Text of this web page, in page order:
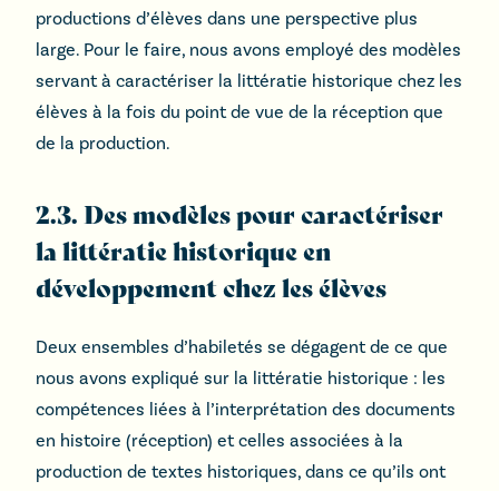
productions d’élèves dans une perspective plus
large. Pour le faire, nous avons employé des modèles
servant à caractériser la littératie historique chez les
élèves à la fois du point de vue de la réception que
de la production.
2.3. Des modèles pour caractériser
la littératie historique en
développement chez les élèves
Deux ensembles d’habiletés se dégagent de ce que
nous avons expliqué sur la littératie historique : les
compétences liées à l’interprétation des documents
en histoire (réception) et celles associées à la
production de textes historiques, dans ce qu’ils ont